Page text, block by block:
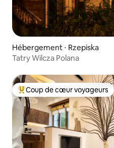
Hébergement ⋅ Rzepiska
Tatry Wilcza Polana
Coups de cœur voyageurs les
Coup de cœur voyageurs